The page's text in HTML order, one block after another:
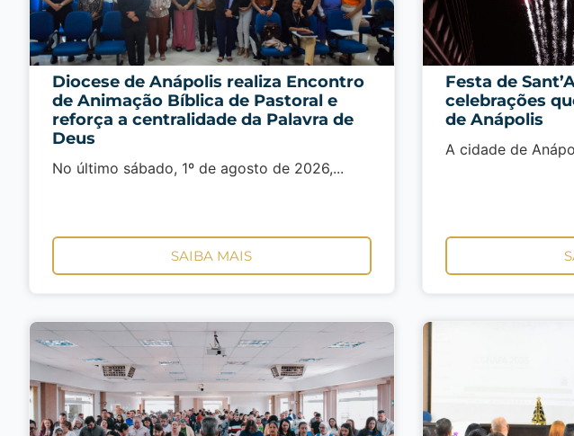
Diocese de Anápolis realiza Encontro
de Animação Bíblica de Pastoral e
reforça a centralidade da Palavra de
Deus
No último sábado, 1º de agosto de 2026,...
SAIBA MAIS
Festa de
celebrações
de Anápolis
A cidade de